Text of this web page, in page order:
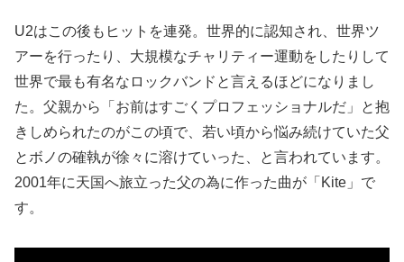
U2はこの後もヒットを連発。世界的に認知され、世界ツ
アーを行ったり、大規模なチャリティー運動をしたりして
世界で最も有名なロックバンドと言えるほどになりまし
た。父親から「お前はすごくプロフェッショナルだ」と抱
きしめられたのがこの頃で、若い頃から悩み続けていた父
とボノの確執が徐々に溶けていった、と言われています。
2001年に天国へ旅立った父の為に作った曲が「Kite」で
す。